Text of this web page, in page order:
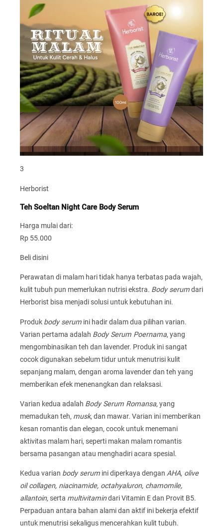
3
Herborist
Teh Soeltan Night Care Body Serum
Harga mulai dari:
Rp 55.000
Beli disini
Perawatan di malam hari tidak hanya terbatas pada wajah,
kulit tubuh pun memerlukan nutrisi ekstra. Body serumdari
Herborist bisa menjadi solusi untuk kebutuhan ini.
Produk body serum ini hadir dalam dua pilihan varian.
Varian pertama adalah Body Serum Poernama, yang
mengombinasikan teh dan lavender. Produk ini sangat
cocok digunakan sebelum tidur untuk menutrisi kulit
sepanjang malam, dengan aroma lavender dan teh yang
memberikan efek menenangkan dan relaksasi.
Varian kedua adalah Body Serum Romansa, yang
memadukan teh, musk, dan mawar. Varian ini memberikan
kesan romantis dan elegan, cocok untuk menemani
aktivitas malam hari, seperti makan malam romantis
bersama pasangan atau menghadiri acara spesial.
Kedua varian body serum ini diperkaya dengan AHA, olive
oil collagen, niacinamide, octahyaluron, chamomile,
allantoin, serta multivitamindari Vitamin E dan Provit B5.
Perpaduan antara bahan alami dan aktif ini bekerja efektif
untuk menutrisi sekaligus mencerahkan kulit tubuh.